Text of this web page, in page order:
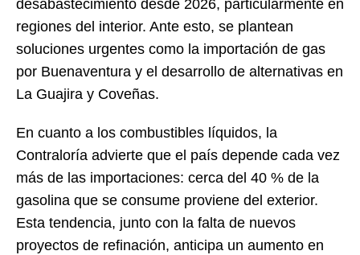
desabastecimiento desde 2026, particularmente en
regiones del interior. Ante esto, se plantean
soluciones urgentes como la importación de gas
por Buenaventura y el desarrollo de alternativas en
La Guajira y Coveñas.
En cuanto a los combustibles líquidos, la
Contraloría advierte que el país depende cada vez
más de las importaciones: cerca del 40 % de la
gasolina que se consume proviene del exterior.
Esta tendencia, junto con la falta de nuevos
proyectos de refinación, anticipa un aumento en